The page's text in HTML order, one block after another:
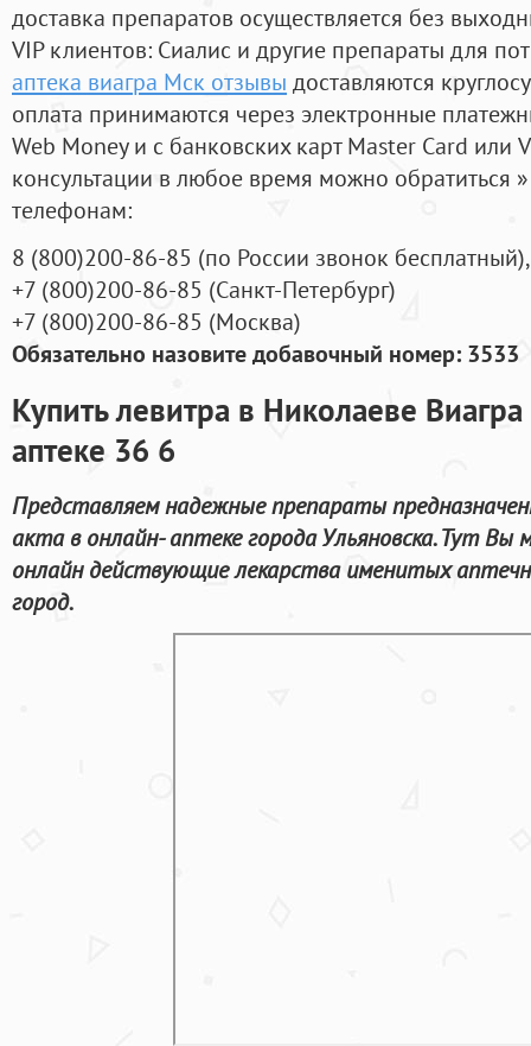
доставка препаратов осуществляется без
VIP клиентов: Сиалис и другие препараты для
аптека виагра Мск отзывы доставляются
оплата принимаются через электронные
Web Money и с банковских карт Master Card или
консультации в любое время можно обратиться
телефонам:
8 (800)200-86-85 (по России звонок бесплатный),
+7 (800)200-86-85 (Санкт-Петербург)
+7 (800)200-86-85 (Москва)
Обязательно назовите добавочный номер: 3533
Купить левитра в Николаеве
аптеке 36 6
Представляем надежные препараты
акта в онлайн- аптеке города Ульяновска. Тут
онлайн действующие лекарства именитых
город.